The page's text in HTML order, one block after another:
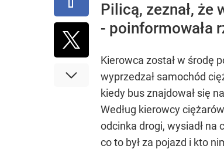
Tajemnica paragonów grozy. Tak
Pilicą, zeznał, że
- poinformowała
Kierowca został w środę
wyprzedzał samochód
kiedy bus znajdował się
Według kierowcy
odcinka drogi, wysiadł na
co to był za pojazd i kto